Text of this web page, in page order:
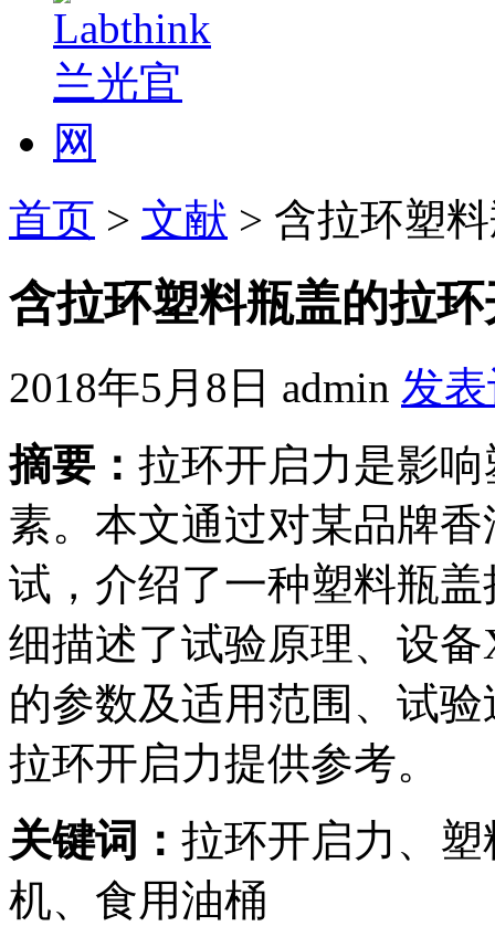
首页 > 文献 > 含拉环塑
含拉环塑料瓶盖的拉
2018年5月8日 admin 发
摘要： 拉环开启力是影
素。本文通过对某品牌
试，介绍了一种塑料瓶
细描述了试验原理、设
的参数及适用范围、试
拉环开启力提供参考。
关键词： 拉环开启力、
机、食用油桶